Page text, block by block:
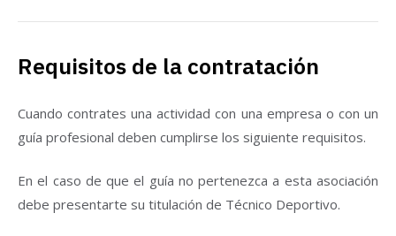
Requisitos de la contratación
Cuando contrates una actividad con una empresa o con un
guía profesional deben cumplirse los siguiente requisitos.
En el caso de que el guía no pertenezca a esta asociación
debe presentarte su titulación de Técnico Deportivo.